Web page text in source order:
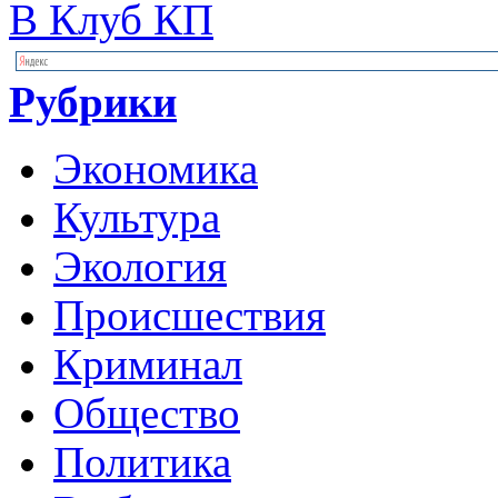
В Клуб КП
Рубрики
Экономика
Культура
Экология
Происшествия
Криминал
Общество
Политика